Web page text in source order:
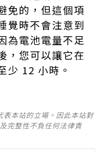
免的，但這個項
覺時不會注意到
為電池電量不足
，您可以讓它在
少 12 小時。
本站的立場。因此本站對
完整性不負任何法律責